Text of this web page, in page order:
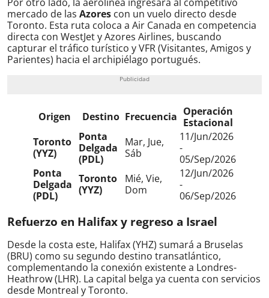
mercado de las Azores con un vuelo directo desde
Toronto. Esta ruta coloca a Air Canada en competencia
directa con WestJet y Azores Airlines, buscando
capturar el tráfico turístico y VFR (Visitantes, Amigos y
Parientes) hacia el archipiélago portugués.
Origen Destino Frecuencia Operación
Estacional
Toronto
(YYZ)
Ponta
Delgada
(PDL)
Mar, Jue,
Sáb
11/Jun/2026
-
05/Sep/2026
Ponta
Delgada
(PDL)
Toronto
(YYZ)
Mié, Vie,
Dom
12/Jun/2026
-
06/Sep/2026
Refuerzo en Halifax y regreso a Israel
Desde la costa este, Halifax (YHZ) sumará a Bruselas
(BRU) como su segundo destino transatlántico,
complementando la conexión existente a Londres-
Heathrow (LHR). La capital belga ya cuenta con servicios
desde Montreal y Toronto.